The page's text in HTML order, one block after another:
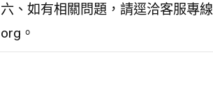
六、如有相關問題，請逕洽客服專
org。